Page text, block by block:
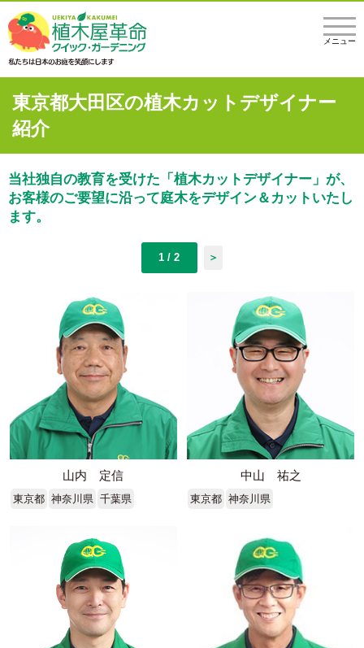
メニュー
東京都大田区の植木カットデザイナー
紹介
当社独自の教育を受けた「植木カットデザイナー」が、
お客様のご要望に沿って庭木をデザイン＆カットいたし
ます。
1 / 2 ＞
山内 定信
東京都 神奈川県 千葉県
中山 祐之
東京都 神奈川県